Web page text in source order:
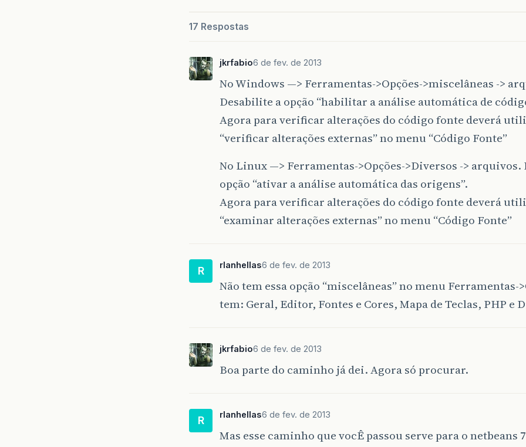
17 Respostas
jkrfabio6 de fev. de 2013
No Windows —> Ferramentas->Opções->miscelâneas ->
Desabilite a opção “habilitar a análise automática de
Agora para verificar alterações do código fonte deverá
“verificar alterações externas” no menu “Código Fonte”
No Linux —> Ferramentas->Opções->Diversos -> arquivos.
opção “ativar a análise automática das origens”.
Agora para verificar alterações do código fonte deverá
“examinar alterações externas” no menu “Código Fonte”
R rlanhellas6 de fev. de 2013
Não tem essa opção “miscelâneas” no menu Ferramentas-
tem: Geral, Editor, Fontes e Cores, Mapa de Teclas, PHP e
jkrfabio6 de fev. de 2013
Boa parte do caminho já dei. Agora só procurar.
R rlanhellas6 de fev. de 2013
Mas esse caminho que vocÊ passou serve para o netbeans